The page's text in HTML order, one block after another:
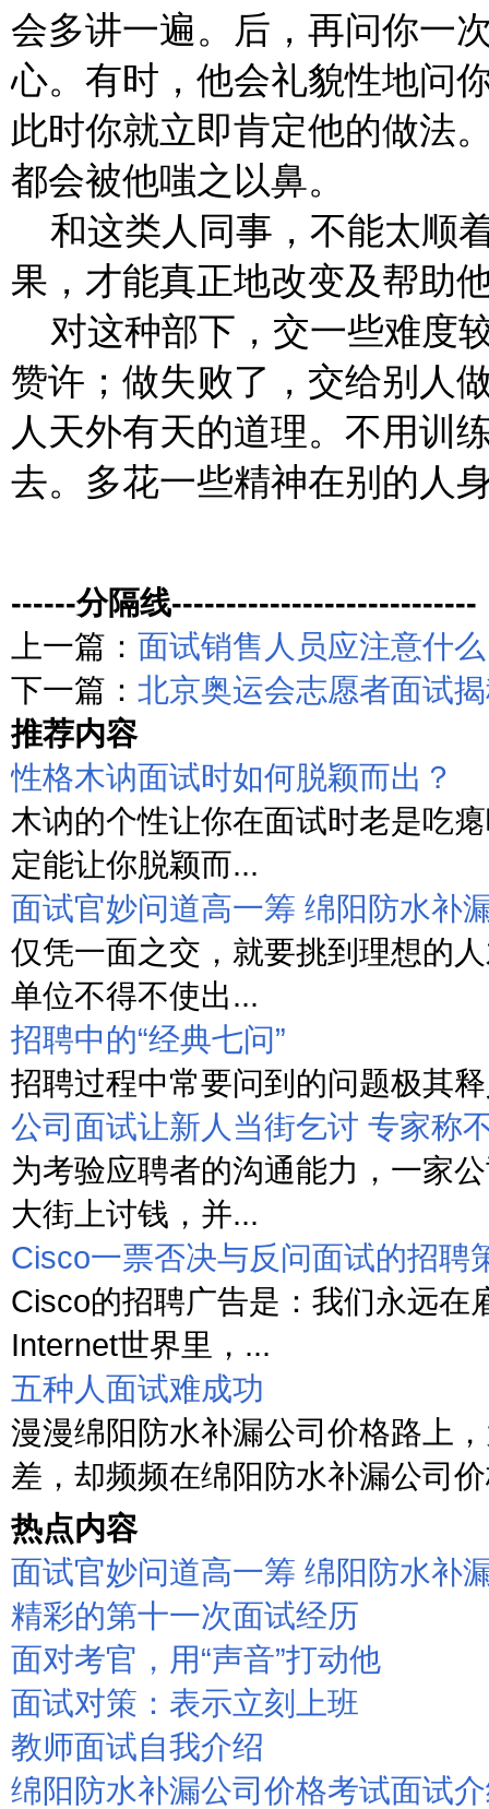
会多讲一遍。后，再问你一
心。有时，他会礼貌性地问
此时你就立即肯定他的做法
都会被他嗤之以鼻。
和这类人同事，不能太顺
果，才能真正地改变及帮助
对这种部下，交一些难度
赞许；做失败了，交给别人
人天外有天的道理。不用训
去。多花一些精神在别的人
------分隔线----------------------------
上一篇： 面试销售人员应注意什么
下一篇： 北京奥运会志愿者面试
推荐内容
性格木讷面试时如何脱颖而出？
木讷的个性让你在面试时老是吃
定能让你脱颖而...
面试官妙问道高一筹 绵阳防水补
仅凭一面之交，就要挑到理想的
单位不得不使出...
招聘中的“经典七问”
招聘过程中常要问到的问题极其
公司面试让新人当街乞讨 专家称
为考验应聘者的沟通能力，一家
大街上讨钱，并...
Cisco一票否决与反问面试的招聘
Cisco的招聘广告是：我们永远在
Internet世界里，...
五种人面试难成功
漫漫绵阳防水补漏公司价格路上
差，却频频在绵阳防水补漏公司
热点内容
面试官妙问道高一筹 绵阳防水补
精彩的第十一次面试经历
面对考官，用“声音”打动他
面试对策：表示立刻上班
教师面试自我介绍
绵阳防水补漏公司价格考试面试